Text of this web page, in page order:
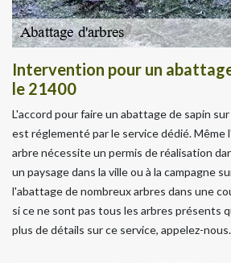
Intervention pour un
le 21400
L'accord pour faire un abattage de sapin
est réglementé par le service dédié. Même
arbre nécessite un permis de réalisation
un paysage dans la ville ou à la campagne
l'abattage de nombreux arbres dans une
si ce ne sont pas tous les arbres présents
plus de détails sur ce service, appelez-nous.